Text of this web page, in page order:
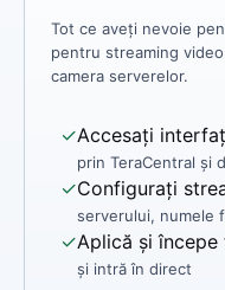
Tot ce aveți nevoie
pentru streaming
camera serverelor.
✓Accesați
prin TeraCentral și
✓Configurați
serverului, numele
✓Aplică și începe
și intră în direct